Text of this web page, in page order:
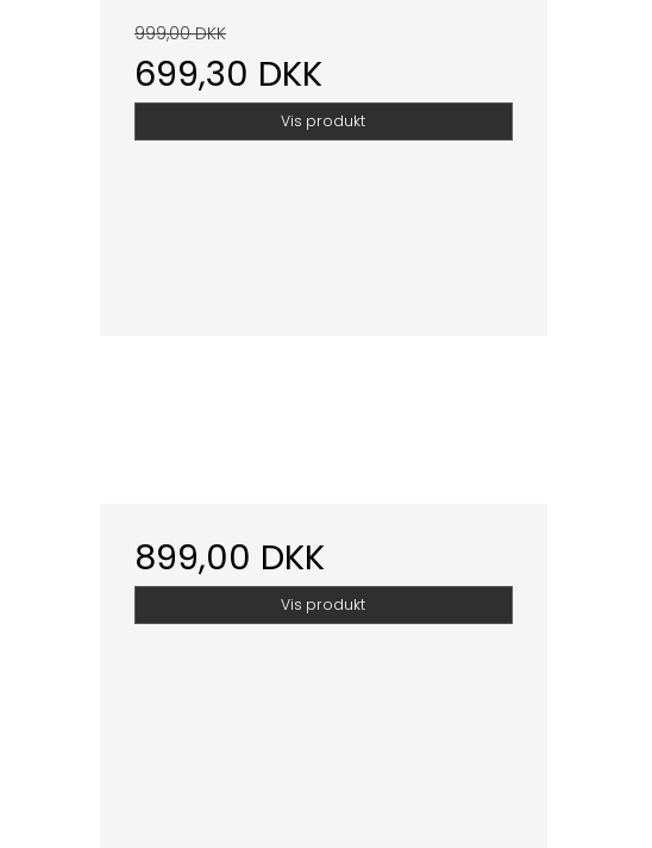
999,00 DKK
699,30 DKK
Vis produkt
899,00 DKK
Vis produkt